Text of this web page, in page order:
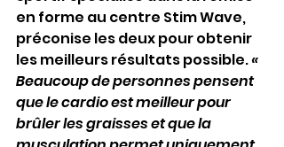
en forme au centre Stim Wave,
préconise les deux pour obtenir
les meilleurs résultats possible. «
Beaucoup de personnes pensent
que le cardio est meilleur pour
brûler les graisses et que la